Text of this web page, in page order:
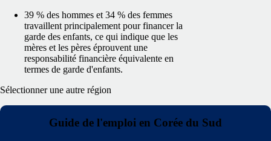
39 % des hommes et 34 % des femmes
travaillent principalement pour financer la
garde des enfants, ce qui indique que les
mères et les pères éprouvent une
responsabilité financière équivalente en
termes de garde d'enfants.
Sélectionner une autre région
Guide de l'emploi en Corée du Sud